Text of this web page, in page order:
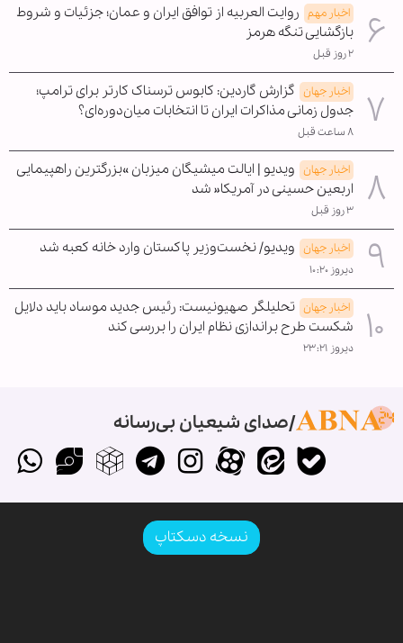
اخبار مهم روایت العربیه از توافق ایران و عمان؛ جزئیات و شروط
بازگشایی تنگه هرمز
۲ روز قبل
اخبار جهان گزارش گاردین: کابوس ترسناک کارتر برای ترامپ؛
جدول زمانی مذاکرات ایران تا انتخابات میان‌دوره‌ای؟
۸ ساعت قبل
اخبار جهان ویدیو | ایالت میشیگان میزبان »بزرگترین راهپیمایی
اربعین حسینی در آمریکا« شد
۳ روز قبل
اخبار جهان ویدیو/ نخست‌وزیر پاکستان وارد خانه کعبه شد
دیروز ۱۰:۲۰
اخبار جهان تحلیلگر صهیونیست: رئیس جدید موساد باید دلایل
شکست طرح براندازی نظام ایران را بررسی کند
دیروز ۲۳:۲۱
صدای شیعیان بی‌رسانه
نسخه دسکتاپ